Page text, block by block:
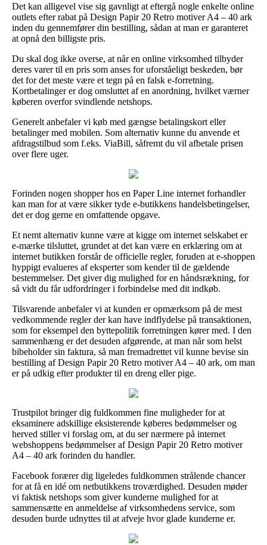
Det kan alligevel vise sig gavnligt at eftergå nogle enkelte online
outlets efter rabat på Design Papir 20 Retro motiver A4 – 40 ark
inden du gennemfører din bestilling, sådan at man er garanteret
at opnå den billigste pris.
Du skal dog ikke overse, at når en online virksomhed tilbyder
deres varer til en pris som anses for uforståeligt beskeden, bør
det for det meste være et tegn på en falsk e-forretning.
Kortbetalinger er dog omsluttet af en anordning, hvilket værner
køberen overfor svindlende netshops.
Generelt anbefaler vi køb med gængse betalingskort eller
betalinger med mobilen. Som alternativ kunne du anvende et
afdragstilbud som f.eks. ViaBill, såfremt du vil afbetale prisen
over flere uger.
Forinden nogen shopper hos en Paper Line internet forhandler
kan man for at være sikker tyde e-butikkens handelsbetingelser,
det er dog gerne en omfattende opgave.
Et nemt alternativ kunne være at kigge om internet selskabet er
e-mærke tilsluttet, grundet at det kan være en erklæring om at
internet butikken forstår de officielle regler, foruden at e-shoppen
hyppigt evalueres af eksperter som kender til de gældende
bestemmelser. Det giver dig mulighed for en håndsrækning, for
så vidt du får udfordringer i forbindelse med dit indkøb.
Tilsvarende anbefaler vi at kunden er opmærksom på de mest
vedkommende regler der kan have indflydelse på transaktionen,
som for eksempel den byttepolitik forretningen kører med. I den
sammenhæng er det desuden afgørende, at man når som helst
bibeholder sin faktura, så man fremadrettet vil kunne bevise sin
bestilling af Design Papir 20 Retro motiver A4 – 40 ark, om man
er på udkig efter produkter til en dreng eller pige.
Trustpilot bringer dig fuldkommen fine muligheder for at
eksaminere adskillige eksisterende køberes bedømmelser og
herved stiller vi forslag om, at du ser nærmere på internet
webshoppens bedømmelser af Design Papir 20 Retro motiver
A4 – 40 ark forinden du handler.
Facebook forærer dig ligeledes fuldkommen strålende chancer
for at få en idé om netbutikkens troværdighed. Desuden møder
vi faktisk netshops som giver kunderne mulighed for at
sammensætte en anmeldelse af virksomhedens service, som
desuden burde udnyttes til at afveje hvor glade kunderne er.